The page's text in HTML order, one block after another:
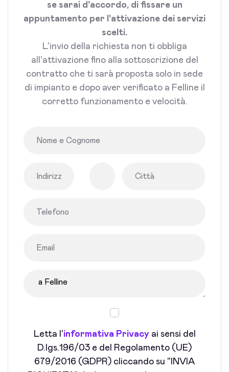
se sarai d'accordo, di fissare un
appuntamento per l'attivazione dei servizi
scelti.
L'invio della richiesta non ti obbliga
all'attivazione fino alla sottoscrizione del
contratto che ti sarà proposta solo in sede
di impianto e dopo aver verificato a Felline il
corretto funzionamento e velocità.
Letta l'informativa Privacyai sensi del
D.lgs.196/03 e del Regolamento (UE)
679/2016 (GDPR) cliccando su "INVIA